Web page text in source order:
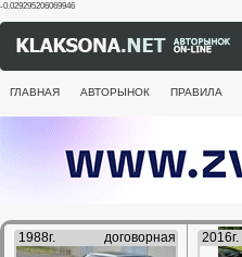
-0.029295206069946
ГЛАВНАЯ АВТОРЫНОК ПРАВИЛА
1988г. договорная 2016г.